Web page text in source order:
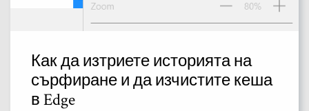
Как да изтриете историята на
сърфиране и да изчистите кеша
в Edge